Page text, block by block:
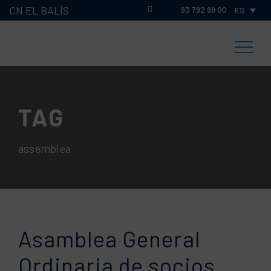
CN EL BALÍS 93 792 99 00 ES
TAG
assemblea
Asamblea General
Ordinaria de socios